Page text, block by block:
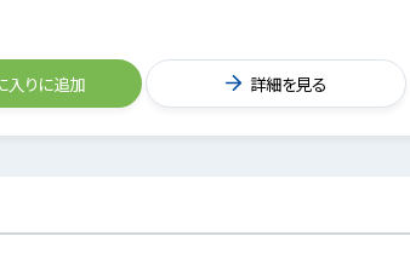
入りに追加 詳細を見る